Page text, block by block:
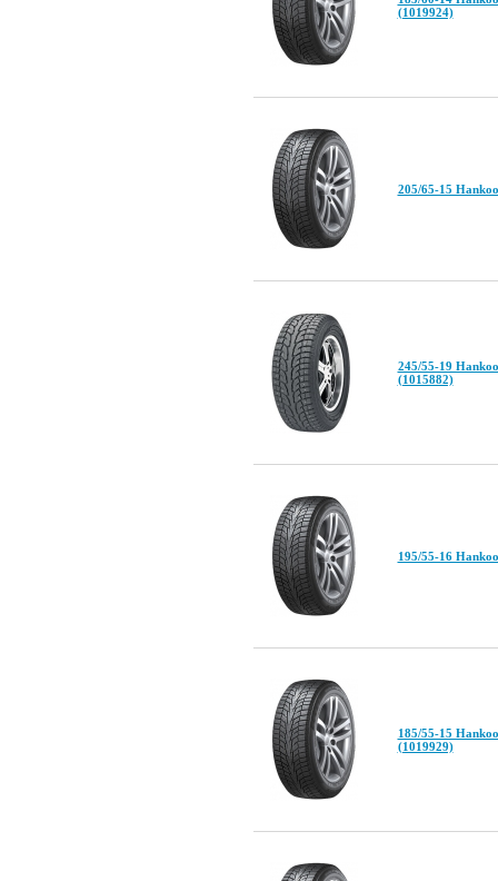
(1019924)
205/65-15
245/55-19
(1015882)
195/55-16
185/55-15
(1019929)